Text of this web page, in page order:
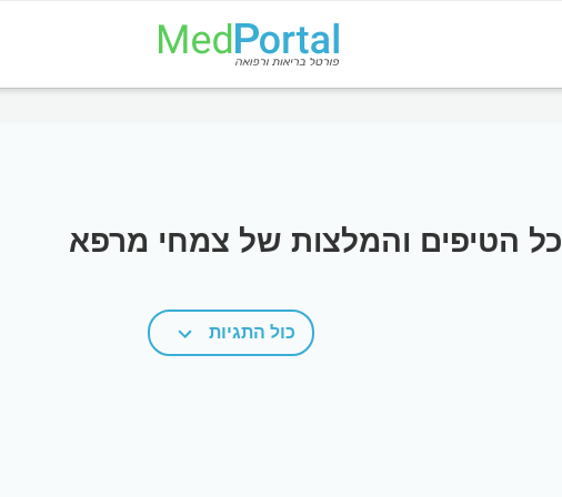
כל הטיפים והמלצות של צמחי מרפא
כול התגיות